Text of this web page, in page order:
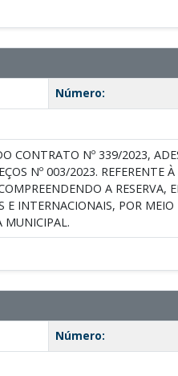
Número:
CONTRATO Nº 339/2023,
Nº 003/2023.
A RESERVA,
E INTERNACIONAIS, POR
MUNICIPAL.
Número: